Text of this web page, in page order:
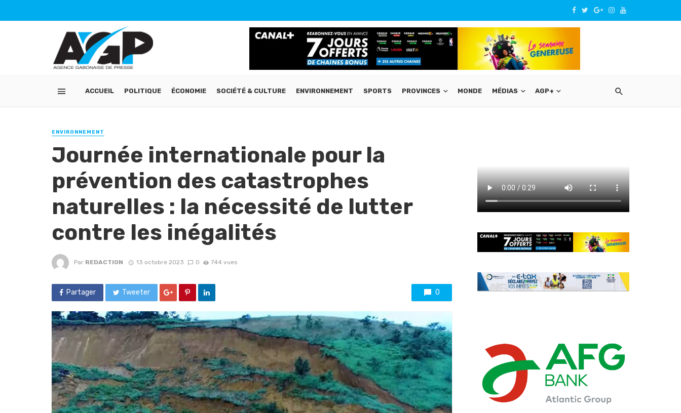
ACCUEIL POLITIQUE ÉCONOMIE SOCIÉTÉ & CULTURE ENVIRONNEMENT SPORTS PROVINCES MONDE MÉDIAS AGP+
ENVIRONNEMENT
Journée internationale pour la
prévention des catastrophes
naturelles : la nécessité de lutter
contre les inégalités
Par REDACTION 13 octobre 2023 0 744 vues
Partager Tweeter 0